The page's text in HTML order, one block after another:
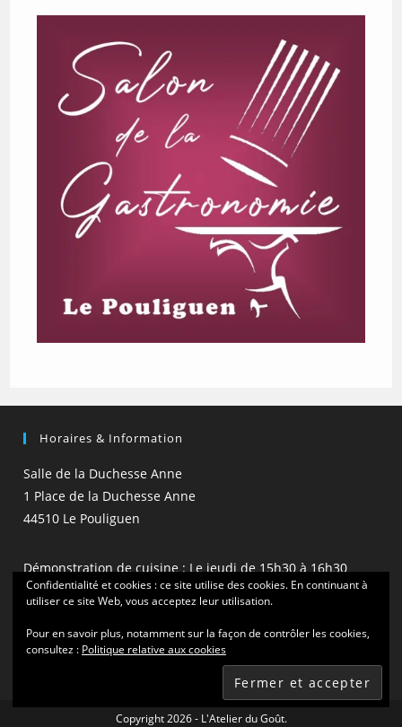
Horaires & Information
Salle de la Duchesse Anne
1 Place de la Duchesse Anne
44510 Le Pouliguen
Démonstration de cuisine : Le jeudi de 15h30 à 16h30
(hors vacances scolaires)
Copyright 2026 - L'Atelier du Goût.
Confidentialité et cookies : ce site utilise des cookies. En continuant à
utiliser ce site Web, vous acceptez leur utilisation.
Pour en savoir plus, notamment sur la façon de contrôler les cookies,
consultez : Politique relative aux cookies